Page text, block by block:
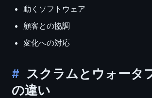
動くソフトウェア
顧客との協調
変化への対応
スクラムとウォータ
の違い